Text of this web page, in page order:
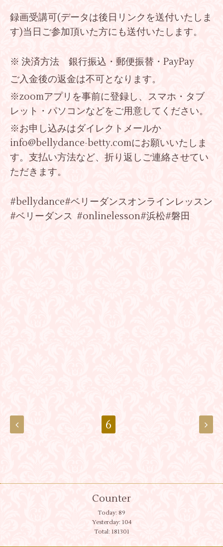
録画受講可(データは後日リンクを送付いたしま
す)当日ご参加頂いた方にも送付いたします。
※ 決済方法 銀行振込・郵便振替・PayPay
ご入金後の返金は不可となります。
※zoomアプリを事前に登録し、スマホ・タブ
レット・パソコンなどをご用意してください。
※お申し込みはダイレクトメールか
info@bellydance-betty.comにお願いいたしま
す。支払い方法など、折り返しご連絡させてい
ただきます。
#bellydance#ベリーダンスオンラインレッスン
#ベリーダンス #onlinelesson#浜松#磐田
6
Counter
Today: 89
Yesterday: 104
Total: 181301